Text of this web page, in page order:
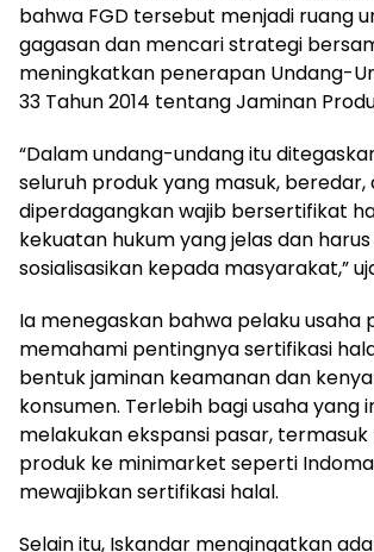
bahwa FGD tersebut menjadi ruang
gagasan dan mencari strategi
meningkatkan penerapan Undang-
33 Tahun 2014 tentang Jaminan
“Dalam undang-undang itu
seluruh produk yang masuk, beredar,
diperdagangkan wajib bersertifikat
kekuatan hukum yang jelas dan
sosialisasikan kepada masyarakat,”
Ia menegaskan bahwa pelaku usaha
memahami pentingnya sertifikasi
bentuk jaminan keamanan dan
konsumen. Terlebih bagi usaha yang
melakukan ekspansi pasar,
produk ke minimarket seperti
mewajibkan sertifikasi halal.
Selain itu, Iskandar mengingatkan